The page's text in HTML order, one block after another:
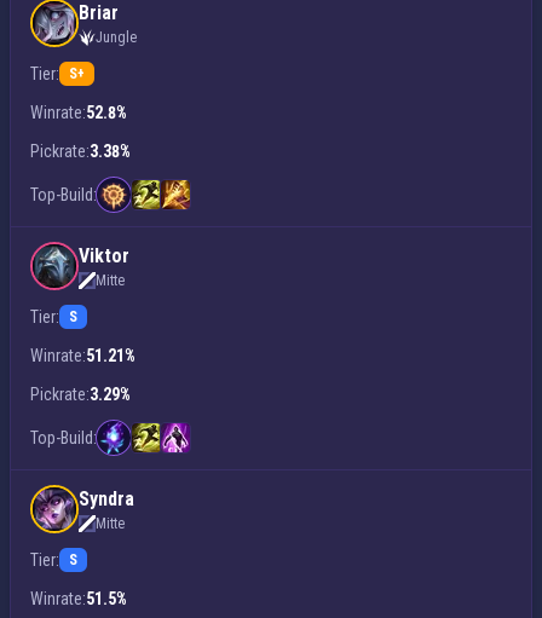
Briar
Jungle
Tier: S+
Winrate:52.8%
Pickrate:3.38%
Top-Build:
Viktor
Mitte
Tier: S
Winrate:51.21%
Pickrate:3.29%
Top-Build:
Syndra
Mitte
Tier: S
Winrate:51.5%